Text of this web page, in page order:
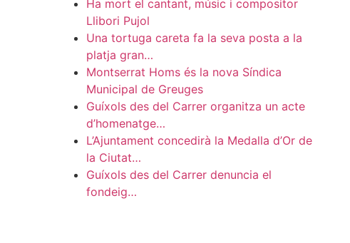
Ha mort el cantant, músic i compositor
Llibori Pujol
Una tortuga careta fa la seva posta a la
platja gran…
Montserrat Homs és la nova Síndica
Municipal de Greuges
Guíxols des del Carrer organitza un acte
d’homenatge…
L’Ajuntament concedirà la Medalla d’Or de
la Ciutat…
Guíxols des del Carrer denuncia el
fondeig…